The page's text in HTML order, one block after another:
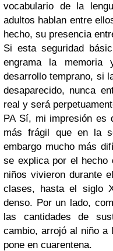
vocabulario de la
adultos hablan entre
hecho, su presencia
Si esta seguridad
engrama la
desarrollo temprano, si
desaparecido, nunca
real y será
PA Sí, mi impresión es
más frágil que en la
embargo mucho más
se explica por el hecho
niños vivieron durante
clases, hasta el siglo
denso. Por un lado,
las cantidades de
cambio, arrojó al niño
pone en cuarentena.